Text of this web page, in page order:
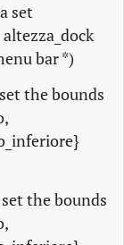
set
bar *)
the bounds
the bounds